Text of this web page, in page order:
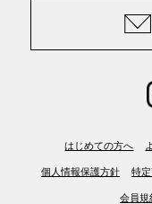
はじめての方へ
個人情報保護方針 特
会員規